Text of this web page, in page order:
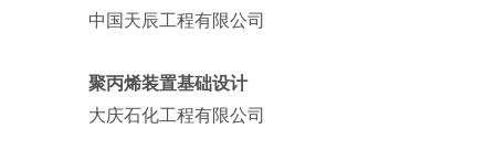
中国天辰工程有限公司
聚丙烯装置基础设计
大庆石化工程有限公司